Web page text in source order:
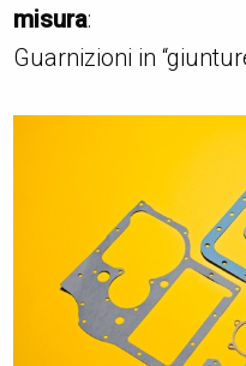
misura:
Guarnizioni in